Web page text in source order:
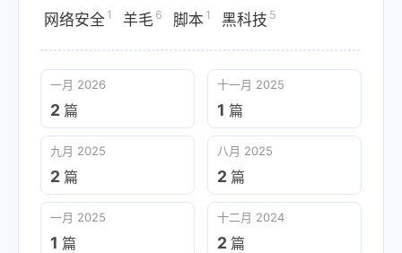
网络安全 1 羊毛 6 脚本 1 黑科技 5
一月 2026
2 篇
十一月 2025
1 篇
九月 2025
2 篇
八月 2025
2 篇
一月 2025
1 篇
十二月 2024
2 篇